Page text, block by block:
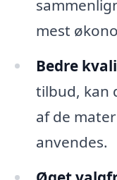
mest
Bedre
tilbud, kan
af de
anvendes.